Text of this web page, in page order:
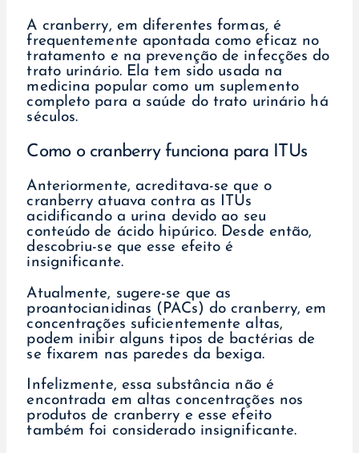
A cranberry, em diferentes formas, é
frequentemente apontada como eficaz no
tratamento e na prevenção de infecções do
trato urinário. Ela tem sido usada na
medicina popular como um suplemento
completo para a saúde do trato urinário há
séculos.
Como o cranberry funciona para ITUs
Anteriormente, acreditava-se que o
cranberry atuava contra as ITUs
acidificando a urina devido ao seu
conteúdo de ácido hipúrico. Desde então,
descobriu-se que esse efeito é
insignificante.
Atualmente, sugere-se que as
proantocianidinas (PACs) do cranberry, em
concentrações suficientemente altas,
podem inibir alguns tipos de bactérias de
se fixarem nas paredes da bexiga.
Infelizmente, essa substância não é
encontrada em altas concentrações nos
produtos de cranberry e esse efeito
também foi considerado insignificante.